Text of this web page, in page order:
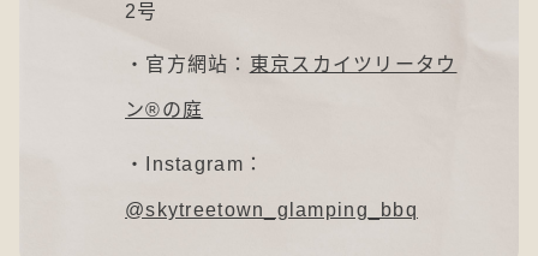
2号
・官方網站： 東京スカイツリータウ
ン®の庭
・Instagram：
@skytreetown_glamping_bbq